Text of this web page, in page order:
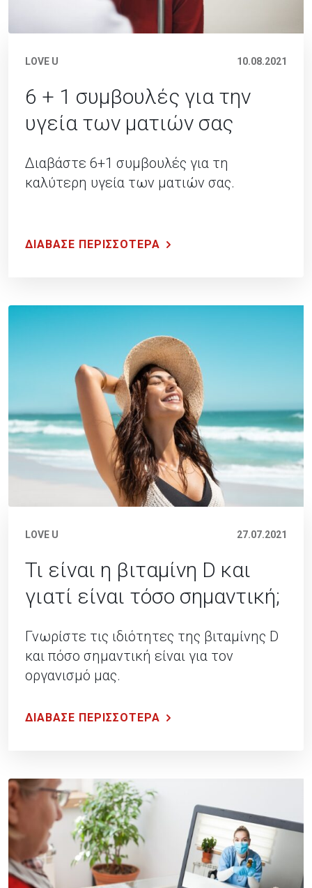
LOVE U 10.08.2021
6 + 1 συμβουλές για την
υγεία των ματιών σας
Διαβάστε 6+1 συμβουλές για τη
καλύτερη υγεία των ματιών σας.
ΔΙΑΒΑΣΕ ΠΕΡΙΣΣΟΤΕΡΑ
LOVE U 27.07.2021
Τι είναι η βιταμίνη D και
γιατί είναι τόσο σημαντική;
Γνωρίστε τις ιδιότητες της βιταμίνης D
και πόσο σημαντική είναι για τον
οργανισμό μας.
ΔΙΑΒΑΣΕ ΠΕΡΙΣΣΟΤΕΡΑ